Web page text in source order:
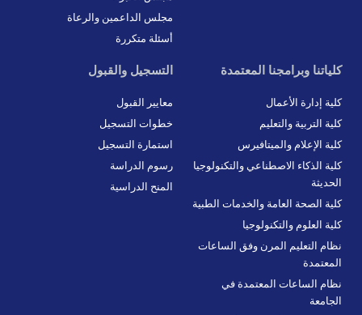
مجلس الداعمين والرعاة
أسئلة متكررة
كلياتنا وبرامجنا المعتمدة
كلية إدارة الأعمال
كلية التربية والتعليم
كلية الإعلام والميتافيرس
كلية الذكاء الاصطناعي والتكنولوجيا
الحديثة
كلية الصحة العامة والخدمات الطبية
كلية العلوم والتكنولوجيا
نظام التعليم المرن وفق الساعات
المعتمدة
نظام الساعات المعتمدة في
الجامعة
التسجيل والقبول
معايير القبول
خطوات التسجيل
استمارة التسجيل
رسوم الدراسة
المنح الدراسية